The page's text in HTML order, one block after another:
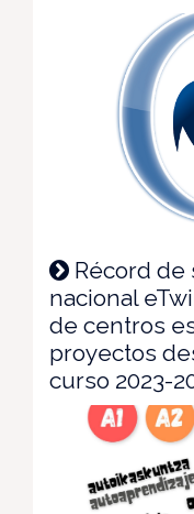
Récord de
nacional
de centros
proyectos
curso 2023-